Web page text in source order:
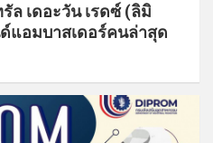
ล เดอะวัน เรดซ์ (ลิมิ
แอมบาสเดอร์คนล่าสุด